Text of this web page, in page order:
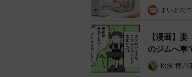
律事務所に入所。 離婚事件
（中小企業法務含む。）、
らメディア出演多数。
まいどな
【漫画】
のジムへ車
松波 穂乃